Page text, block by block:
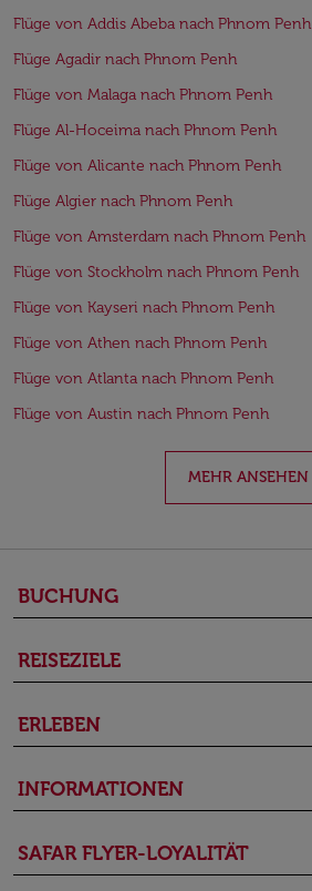
Flüge von Addis Abeba nach Phnom Penh
Flüge Agadir nach Phnom Penh
Flüge von Malaga nach Phnom Penh
Flüge Al-Hoceima nach Phnom Penh
Flüge von Alicante nach Phnom Penh
Flüge Algier nach Phnom Penh
Flüge von Amsterdam nach Phnom Penh
Flüge von Stockholm nach Phnom Penh
Flüge von Kayseri nach Phnom Penh
Flüge von Athen nach Phnom Penh
Flüge von Atlanta nach Phnom Penh
Flüge von Austin nach Phnom Penh
MEHR ANSEHEN
BUCHUNG
REISEZIELE
ERLEBEN
INFORMATIONEN
SAFAR FLYER-LOYALITÄT